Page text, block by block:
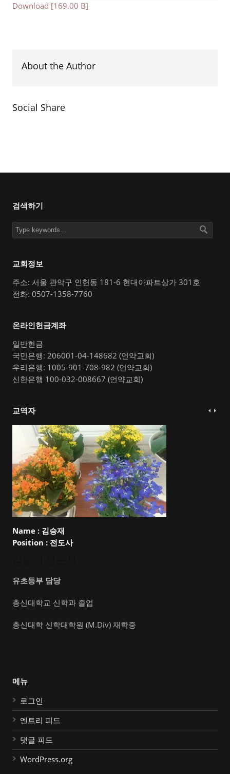
Download [169.00 B]
About the Author
Social Share
검색하기
교회정보
주소: 서울 관악구 인헌동 181-6 현대아파트상가 301호
전화: 0507-1358-7760
온라인헌금계좌
일반헌금
국민은행: 206001-04-148682 (언약교회)
우리은행: 1005-901-708-982 (언약교회)
신한은행 100-032-008667 (언약교회)
교역자
Name : 김승재
Position : 전도사
유초등부 담당
총신대학교 신학과 졸업
총신대학 신학대학원 (M.Div) 재학중
메뉴
로그인
엔트리 피드
댓글 피드
WordPress.org